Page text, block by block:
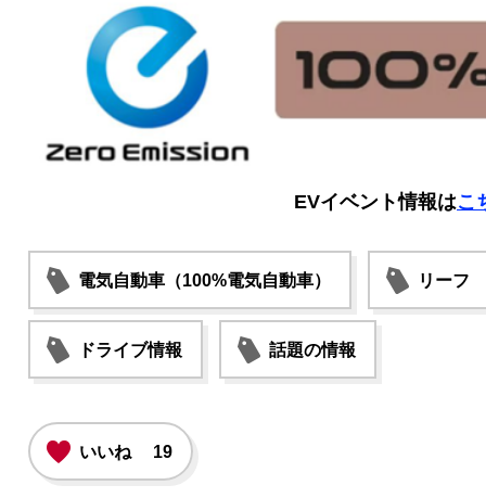
EVイベント情報はこ
電気自動車（100%電気自動車） リーフ
ドライブ情報 話題の情報
いいね 19